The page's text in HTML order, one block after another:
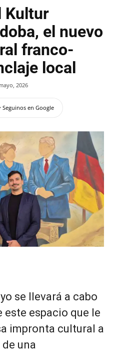
Kultur
el nuevo
franco-
local
2026
Seguinos en Google
se llevará a cabo
espacio que le
impronta cultural a
una